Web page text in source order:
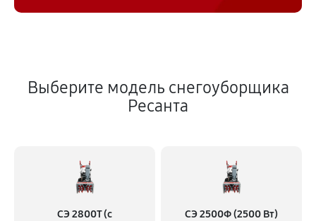
Выберите модель снегоуборщика
Ресанта
СЭ 2800Т (с
СЭ 2500Ф (2500 Вт)